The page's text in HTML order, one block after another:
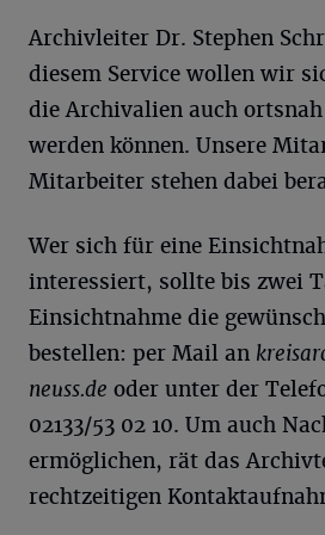
Archivleiter Dr. Stephen
diesem Service wollen wir
die Archivalien auch ortsnah
werden können. Unsere
Mitarbeiter stehen dabei
Wer sich für eine
interessiert, sollte bis zwei
Einsichtnahme die
bestellen: per Mail an
neuss.de oder unter der
02133/53 02 10. Um auch
ermöglichen, rät das
rechtzeitigen